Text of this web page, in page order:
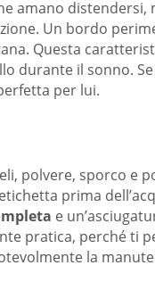
amano
Un bordo
Questa
durante il sonno.
per lui.
polvere, sporco e
prima
e
pratica, perché ti
la